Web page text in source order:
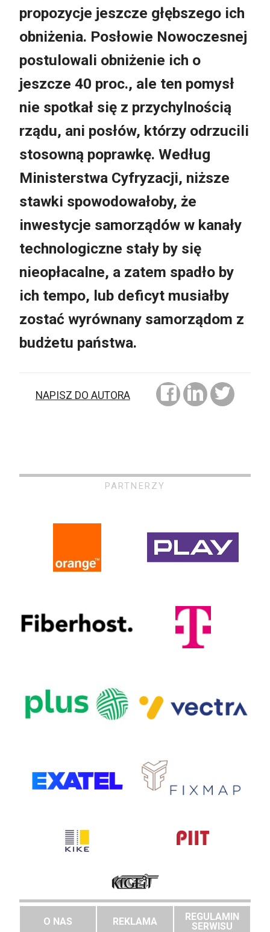
propozycje jeszcze głębszego ich
obniżenia. Posłowie Nowoczesnej
postulowali obniżenie ich o
jeszcze 40 proc., ale ten pomysł
nie spotkał się z przychylnością
rządu, ani posłów, którzy odrzucili
stosowną poprawkę. Według
Ministerstwa Cyfryzacji, niższe
stawki spowodowałoby, że
inwestycje samorządów w kanały
technologiczne stały by się
nieopłacalne, a zatem spadło by
ich tempo, lub deficyt musiałby
zostać wyrównany samorządom z
budżetu państwa.
NAPISZ DO AUTORA
PARTNERZY
O NAS REKLAMA
REGULAMIN
SERWISU